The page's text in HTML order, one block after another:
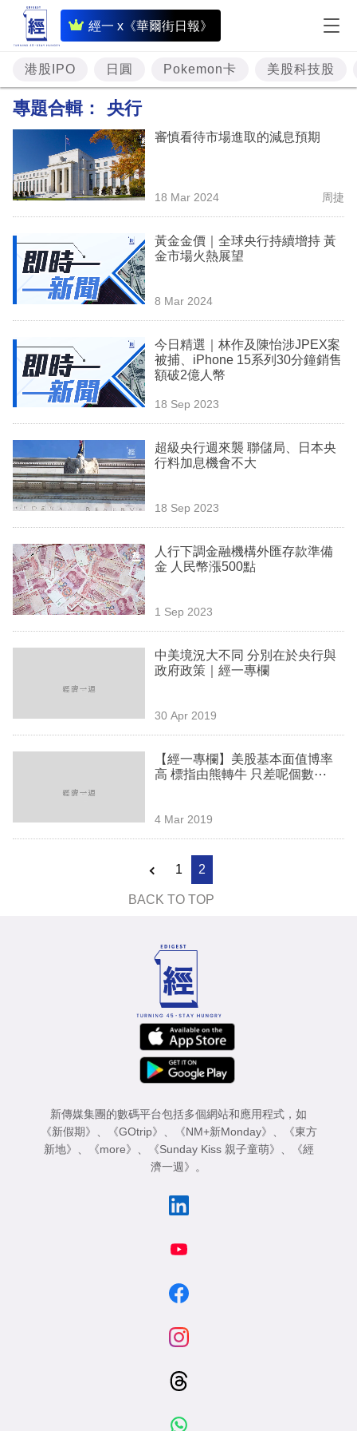
經一 x《華爾街日報》
即
時
財
經
題
投
資
理
業
科
技
職
場
生
時
事
欄
區
港股IPO 日圓 Pokemon卡 美股科技股
專題合輯： 央行
審慎看待市場進取的減息預期
18 Mar 2024 周捷
黃金金價｜全球央行持續增持 黃
金市場火熱展望
8 Mar 2024
今日精選｜林作及陳怡涉JPEX案
被捕、iPhone 15系列30分鐘銷售
額破2億人幣
18 Sep 2023
超級央行週來襲 聯儲局、日本央
行料加息機會不大
18 Sep 2023
人行下調金融機構外匯存款準備
金 人民幣漲500點
1 Sep 2023
中美境況大不同 分別在於央行與
政府政策｜經一專欄
30 Apr 2019
【經一專欄】美股基本面值博率
高 標指由熊轉牛 只差呢個數⋯
4 Mar 2019
1 2
BACK TO TOP
新傳媒集團的數碼平台包括多個網站和應用程式，如
《新假期》
《GOtrip》 《NM+新Monday》
《東方
新地》
《more》 《Sunday Kiss 親子童萌》
《經
濟一週》
。